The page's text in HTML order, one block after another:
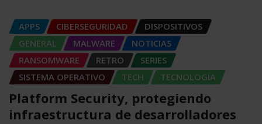
APPS CIBERSEGURIDAD
DISPOSITIVOS
GENERAL
MALWARE
NOTICIAS
RANSOMWARE
RETRO
SERIES
SISTEMA OPERATIVO
TECH TECNOLOGÍA
Platform Security, protegiendo
infraestructura de desarrolladores